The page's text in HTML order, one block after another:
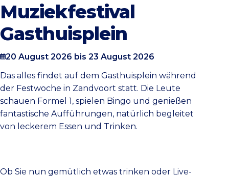
Muziekfestival
Gasthuisplein
20 August 2026 bis 23 August 2026
Das alles findet auf dem Gasthuisplein während
der Festwoche in Zandvoort statt. Die Leute
schauen Formel 1, spielen Bingo und genießen
fantastische Aufführungen, natürlich begleitet
von leckerem Essen und Trinken.
Ob Sie nun gemütlich etwas trinken oder Live-